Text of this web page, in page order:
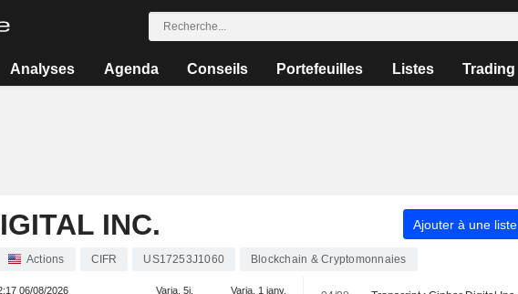
Analyses Agenda Conseils Portefeuilles Listes Trading
INC. Ajouter à une liste
Actions CIFR US17253J1060 Blockchain & Cryptomonnaies
06/08/2026 Varia. 5j. Varia. 1 janv.